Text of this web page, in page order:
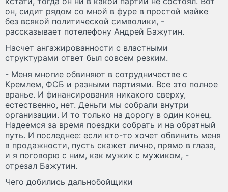
он, сидит рядом со мной в фуре в простой майке
без всякой политической символики, -
рассказывает потелефону Андрей Бажутин.
Насчет ангажированности с властными
структурами ответ был совсем резким.
- Меня многие обвиняют в сотрудничестве с
Кремлем, ФСБ и разными партиями. Все это полное
вранье. И финансирования никакого сверху,
естественно, нет. Деньги мы собрали внутри
организации. И то только на дорогу в один конец.
Надеемся за время поездки собрать и на обратный
путь. И последнее: если кто-то хочет обвинить меня
в продажности, пусть скажет лично, прямо в глаза,
и я поговорю с ним, как мужик с мужиком, -
отрезал Бажутин.
Чего добились дальнобойщики